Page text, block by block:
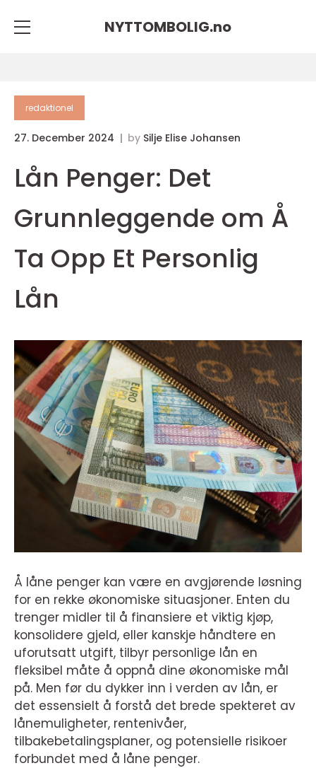
NYTTOMBOLIG.no
redaktionel
27. December 2024 by Silje Elise Johansen
Lån Penger: Det
Grunnleggende om Å
Ta Opp Et Personlig
Lån
Å låne penger kan være en avgjørende løsning
for en rekke økonomiske situasjoner. Enten du
trenger midler til å finansiere et viktig kjøp,
konsolidere gjeld, eller kanskje håndtere en
uforutsatt utgift, tilbyr personlige lån en
fleksibel måte å oppnå dine økonomiske mål
på. Men før du dykker inn i verden av lån, er
det essensielt å forstå det brede spekteret av
lånemuligheter, rentenivåer,
tilbakebetalingsplaner, og potensielle risikoer
forbundet med å låne penger.